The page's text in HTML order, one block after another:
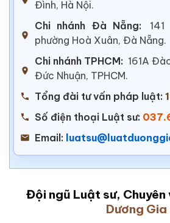
Đình, Hà Nội.
Chi nhánh Đà Nẵng:
phường Hoà Xuân, Đà Nẵng.
Chi nhánh TPHCM: 161A
Đức Nhuận, TPHCM.
Tổng đài tư vấn pháp luật:
Số điện thoại Luật sư:
Email:
Đội ngũ Luật sư, Chuyên
Dương Gia